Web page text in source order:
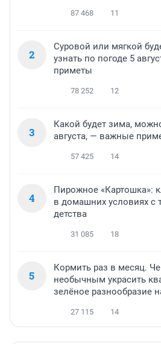
87 468 11
2
Суровой или мягкой
узнать по погоде 5
приметы
78 252 12
3
Какой будет зима,
августа, — важные
57 425 14
4
Пирожное «Картошка»:
в домашних условиях с
детства
31 085 18
5
Кормить раз в месяц.
необычным украсить
зелёное разнообразие
27 115 14